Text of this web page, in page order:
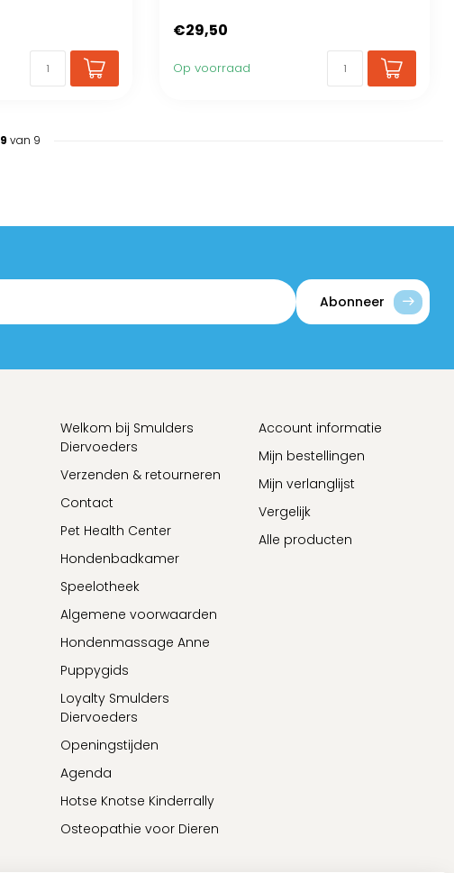
€29,50
Op voorraad
9 van 9
Abonneer
Welkom bij Smulders
Diervoeders
Verzenden & retourneren
Contact
Pet Health Center
Hondenbadkamer
Speelotheek
Algemene voorwaarden
Hondenmassage Anne
Puppygids
Loyalty Smulders
Diervoeders
Openingstijden
Agenda
Hotse Knotse Kinderrally
Osteopathie voor Dieren
Account informatie
Mijn bestellingen
Mijn verlanglijst
Vergelijk
Alle producten